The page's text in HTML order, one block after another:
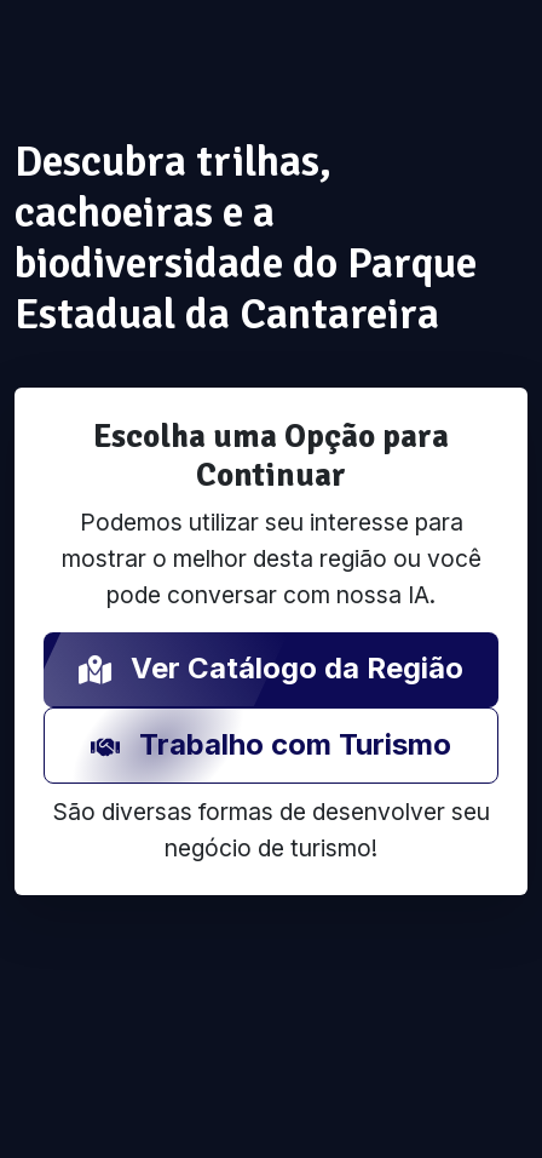
Descubra trilhas,
cachoeiras e a
biodiversidade do Parque
Estadual da Cantareira
Escolha uma Opção para
Continuar
Podemos utilizar seu interesse para
mostrar o melhor desta região ou você
pode conversar com nossa IA.
Ver Catálogo da Região
Trabalho com Turismo
São diversas formas de desenvolver seu
negócio de turismo!